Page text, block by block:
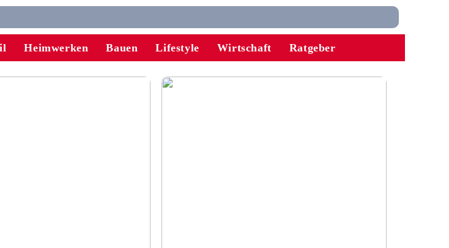
Heimwerken Bauen Lifestyle Wirtschaft Ratgeber